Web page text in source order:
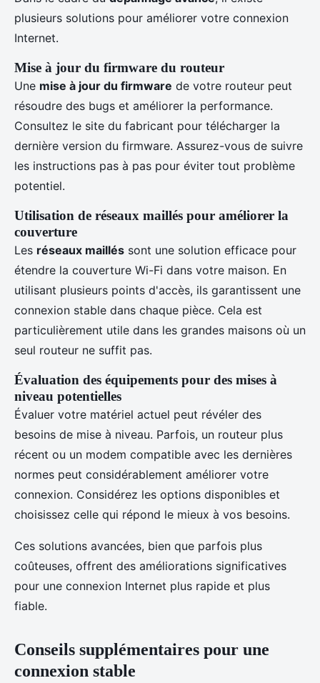
plusieurs solutions pour améliorer votre connexion
Internet.
Mise à jour du firmware du routeur
Une mise à jour du firmware de votre routeur peut
résoudre des bugs et améliorer la performance.
Consultez le site du fabricant pour télécharger la
dernière version du firmware. Assurez-vous de suivre
les instructions pas à pas pour éviter tout problème
potentiel.
Utilisation de réseaux maillés pour améliorer la
couverture
Les réseaux maillés sont une solution efficace pour
étendre la couverture Wi-Fi dans votre maison. En
utilisant plusieurs points d'accès, ils garantissent une
connexion stable dans chaque pièce. Cela est
particulièrement utile dans les grandes maisons où un
seul routeur ne suffit pas.
Évaluation des équipements pour des mises à
niveau potentielles
Évaluer votre matériel actuel peut révéler des
besoins de mise à niveau. Parfois, un routeur plus
récent ou un modem compatible avec les dernières
normes peut considérablement améliorer votre
connexion. Considérez les options disponibles et
choisissez celle qui répond le mieux à vos besoins.
Ces solutions avancées, bien que parfois plus
coûteuses, offrent des améliorations significatives
pour une connexion Internet plus rapide et plus
fiable.
Conseils supplémentaires pour une
connexion stable